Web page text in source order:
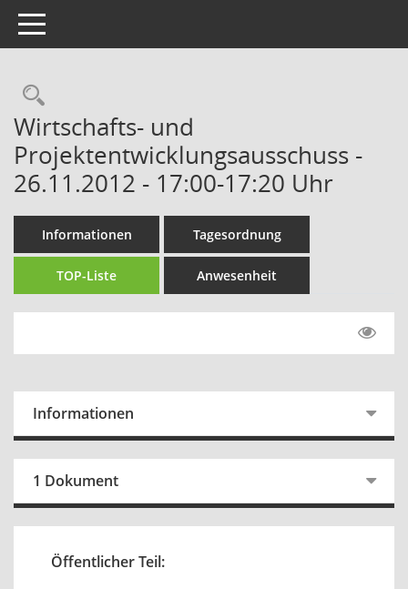
Toggle navigation
Rechercheauswahl
Wirtschafts- und
Projektentwicklungsausschuss -
26.11.2012 - 17:00-17:20 Uhr
Informationen Tagesordnung
TOP-Liste Anwesenheit
Informationen
1 Dokument
Öffentlicher Teil: